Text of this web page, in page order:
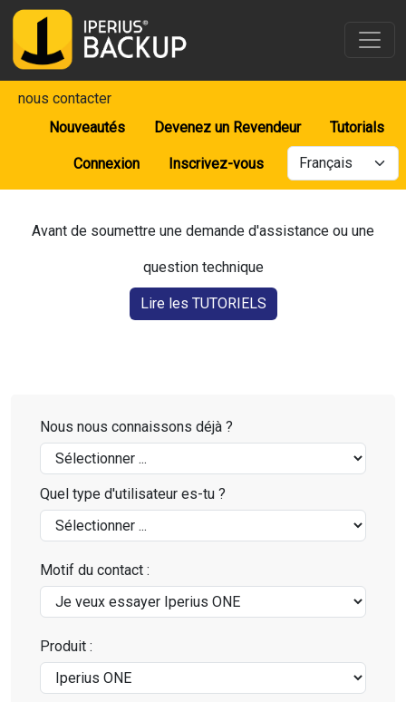
nous contacter
Nouveautés
Devenez un Revendeur Tutorials
Connexion Inscrivez-vous
Avant de soumettre une demande d'assistance ou une
question technique
Lire les TUTORIELS
Nous nous connaissons déjà ?
Quel type d'utilisateur es-tu ?
Motif du contact :
Produit :